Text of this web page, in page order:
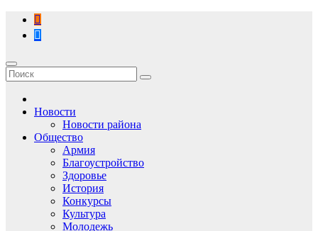
Перейти
содержимому
Новости
Новости района
Общество
Армия
Благоустройство
Здоровье
История
Конкурсы
Культура
Молодежь